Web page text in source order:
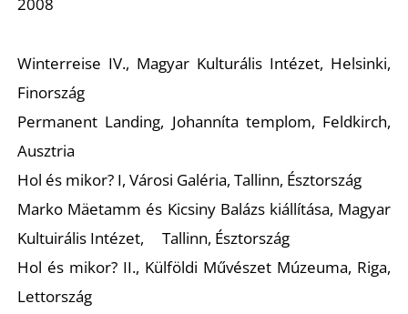
Winterreise IV., Magyar Kulturális Intézet, Helsinki,
Finország
Permanent Landing, Johanníta templom, Feldkirch,
Ausztria
Hol és mikor? I, Városi Galéria, Tallinn, Észtország
Marko Mäetamm és Kicsiny Balázs kiállítása, Magyar
Kultuirális Intézet, Tallinn, Észtország
Hol és mikor? II., Külföldi Művészet Múzeuma, Riga,
Lettország